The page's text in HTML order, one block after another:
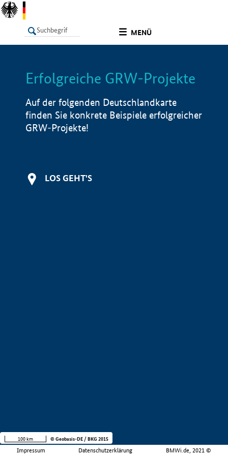
MENÜ
LISTE Info
Erfolgreiche GRW-Projekte
Auf der folgenden Deutschlandkarte
finden Sie konkrete Beispiele erfolgreicher
GRW-Projekte!
LOS GEHT'S
Impressum Datenschutzerklärung BMWi.de, 2021 ©
100 km © Geobasis-DE / BKG 2015